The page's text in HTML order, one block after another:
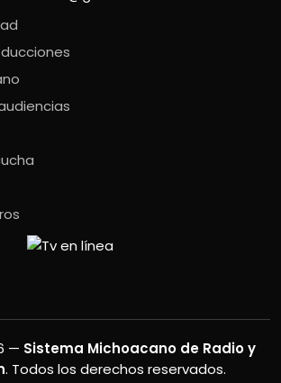
— Sistema Michoacano de Radio y
. Todos los derechos reservados.